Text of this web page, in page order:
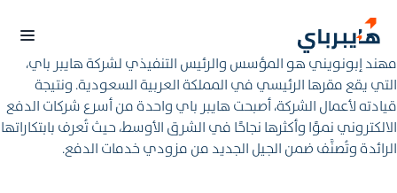
مهند إبونويني هو المؤسس والرئيس التنفيذي لشركة هايبر باي،
التي يقع مقرها الرئيسي في المملكة العربية السعودية. ونتيجة
قيادته لأعمال الشركة، أصبحت هايبر باي واحدة من أسرع شركات الدفع
الالكتروني نموًا وأكثرها نجاحًا في الشرق الأوسط، حيث تُعرف بابتكاراتها
الرائدة وتُصنَّف ضمن الجيل الجديد من مزودي خدمات الدفع.